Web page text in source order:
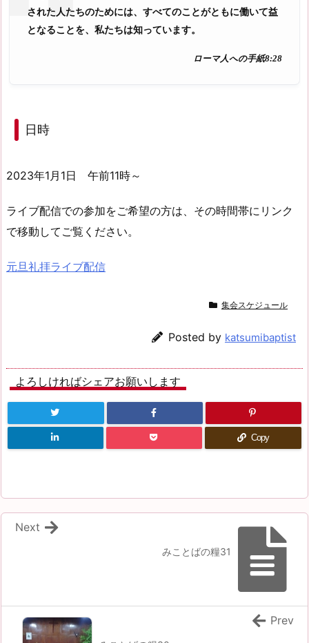
された人たちのためには、すべてのことがともに働いて益
となることを、私たちは知っています。
ローマ人への手紙8:28
日時
2023年1月1日 午前11時～
ライブ配信での参加をご希望の方は、その時間帯にリンク
で移動してご覧ください。
元旦礼拝ライブ配信
集会スケジュール
Posted by katsumibaptist
よろしければシェアお願いします
Copy
みことばの糧31
Next
Prev